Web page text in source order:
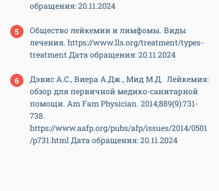
обращения: 20.11.2024
Общество лейкемии и лимфомы. Виды
лечения. https://www.lls.org/treatment/types-
treatment Дата обращения: 20.11.2024
Дэвис А.С., Виера А.Дж., Мид М.Д. Лейкемия:
обзор для первичной медико-санитарной
помощи. Am Fam Physician. 2014;889(9):731-
738.
https://www.aafp.org/pubs/afp/issues/2014/0501
/p731.html Дата обращения: 20.11.2024